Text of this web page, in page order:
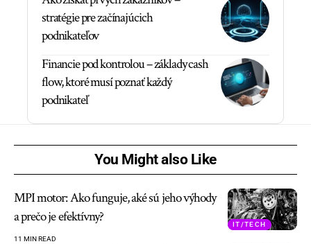
stratégie pre začínajúcich
podnikateľov
Financie pod kontrolou – základy cash
flow, ktoré musí poznať každý
podnikateľ
You Might also Like
IT/TECH
MPI motor: Ako funguje, aké sú jeho výhody
a prečo je efektívny?
11 MIN READ